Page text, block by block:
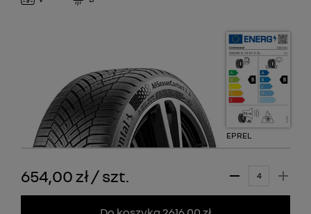
EPREL
654,00 zł/szt.